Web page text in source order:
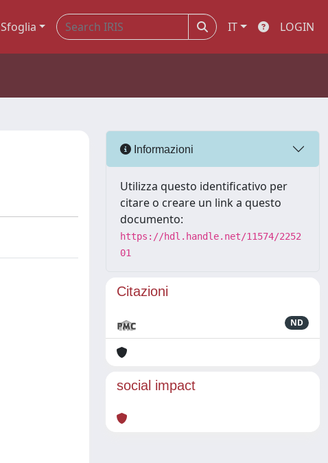
Sfoglia IT LOGIN
Informazioni
Utilizza questo identificativo per
citare o creare un link a questo
documento:
https://hdl.handle.net/11574/2252
01
Citazioni
ND
social impact